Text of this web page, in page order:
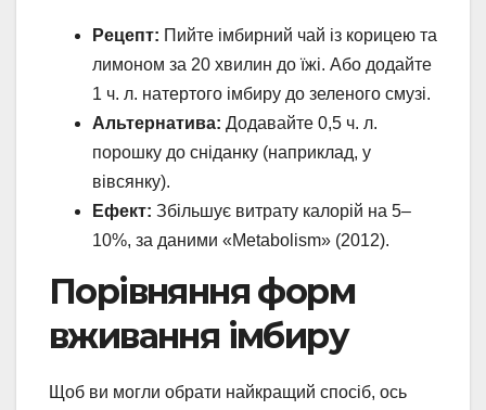
Рецепт: Пийте імбирний чай із корицею та
лимоном за 20 хвилин до їжі. Або додайте
1 ч. л. натертого імбиру до зеленого смузі.
Альтернатива: Додавайте 0,5 ч. л.
порошку до сніданку (наприклад, у
вівсянку).
Ефект: Збільшує витрату калорій на 5–
10%, за даними «Metabolism» (2012).
Порівняння форм
вживання імбиру
Щоб ви могли обрати найкращий спосіб, ось